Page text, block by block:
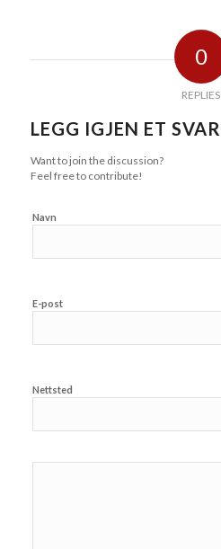
0
REPLIES
LEGG IGJEN ET SVAR
Want to join the discussion?
Feel free to contribute!
Navn
E-post
Nettsted